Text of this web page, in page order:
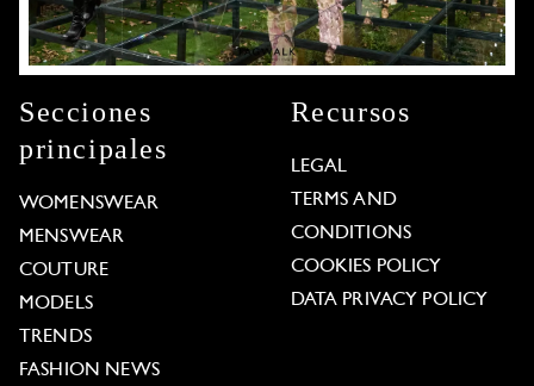
Secciones
principales
WOMENSWEAR
MENSWEAR
COUTURE
MODELS
TRENDS
FASHION NEWS
Recursos
LEGAL
TERMS AND
CONDITIONS
COOKIES POLICY
DATA PRIVACY POLICY